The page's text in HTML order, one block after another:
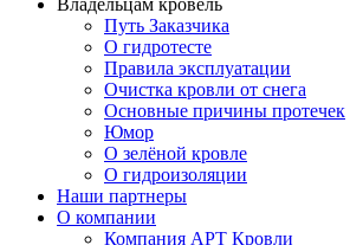
Владельцам кровель
Путь Заказчика
О гидротесте
Правила эксплуатации
Очистка кровли от снега
Основные причины протечек
Юмор
О зелёной кровле
О гидроизоляции
Наши партнеры
О компании
Компания АРТ Кровли